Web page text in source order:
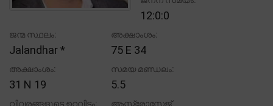
12:0:0
ജന്മ സ്ഥലം:
Jalandhar *
അക്ഷാംശം:
75 E 34
അക്ഷാംശം:
31 N 19
സമയ മണ്ഡലം:
5.5
വിവരങ്ങളുടെ ഉറവിടം:
ആസ്ട്രോസേജ്